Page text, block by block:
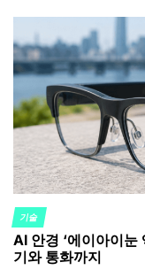
POSTED
IN
기술
AI 안경 ‘에이아이
기와 통화까지